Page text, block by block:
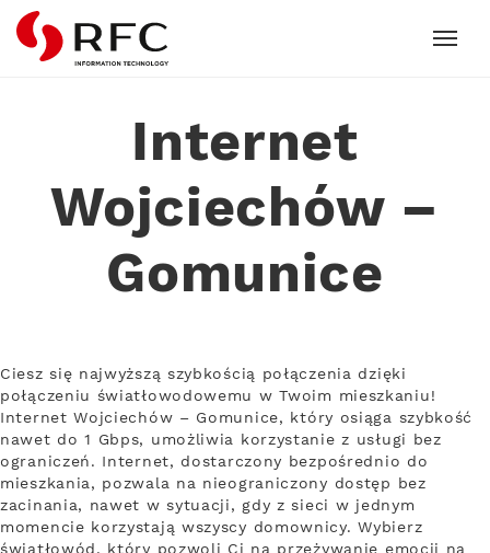
RFC
Internet
Wojciechów –
Gomunice
Ciesz się najwyższą szybkością połączenia dzięki
połączeniu światłowodowemu w Twoim mieszkaniu!
Internet Wojciechów – Gomunice, który osiąga szybkość
nawet do 1 Gbps, umożliwia korzystanie z usługi bez
ograniczeń. Internet, dostarczony bezpośrednio do
mieszkania, pozwala na nieograniczony dostęp bez
zacinania, nawet w sytuacji, gdy z sieci w jednym
momencie korzystają wszyscy domownicy. Wybierz